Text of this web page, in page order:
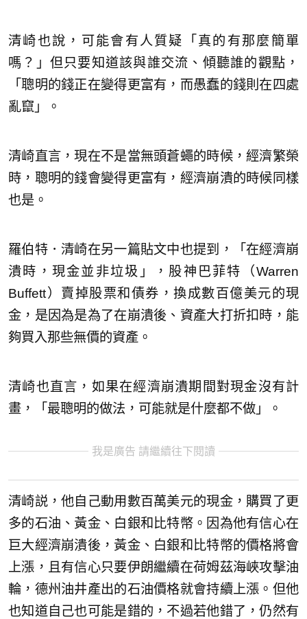
清崎也說，可能會有人質疑「真的有那麼簡單
嗎？」但只要知道該與誰交流、傾聽誰的觀點，
「聰明的錢正在變得更富有，而愚蠢的錢則在四處
亂竄」。
清崎直言，現在不是當無頭蒼蠅的時候，經濟繁榮
時，聰明的錢會變得更富有，經濟崩潰的時候同樣
也是。
羅伯特．清崎在另一篇貼文中也提到，「在經濟崩
潰時，現金並非垃圾」，股神巴菲特（Warren
Buffett）賣掉股票和債券，換成數百億美元的現
金，是因為是為了在崩潰後、資產大打折扣時，能
夠買入那些無價的資產。
清崎也直言，如果在經濟崩潰期間對現金沒有計
畫，「最聰明的做法，可能就是什麼都不做」。
我是廣告 請繼續往下閱讀
清崎説，他自己動用數百萬美元的現金，購買了更
多的石油、黃金、白銀和比特幣。因為他有信心在
巨大經濟崩潰後，黃金、白銀和比特幣的價格將會
上漲，且有信心只要伊朗繼續在荷姆茲海峽攻擊油
輪，德州油井產出的石油價格就會持續上漲。但他
也知道自己也可能是錯的，不過若他錯了，仍然有